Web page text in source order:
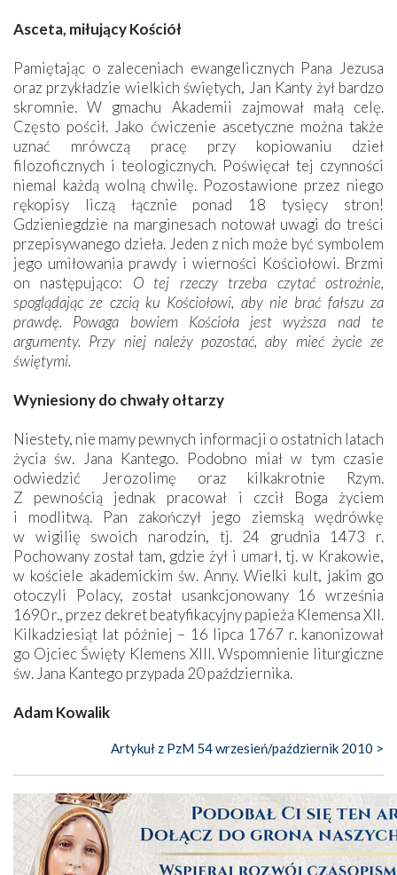
Asceta, miłujący Kościół
Pamiętając o zaleceniach ewangelicznych Pana Jezusa
oraz przykładzie wielkich świętych, Jan Kanty żył bardzo
skromnie. W gmachu Akademii zajmował małą celę.
Często pościł. Jako ćwiczenie ascetyczne można także
uznać mrówczą pracę przy kopiowaniu dzieł
filozoficznych i teologicznych. Poświęcał tej czynności
niemal każdą wolną chwilę. Pozostawione przez niego
rękopisy liczą łącznie ponad 18 tysięcy stron!
Gdzieniegdzie na marginesach notował uwagi do treści
przepisywanego dzieła. Jeden z nich może być symbolem
jego umiłowania prawdy i wierności Kościołowi. Brzmi
on następująco: O tej rzeczy trzeba czytać ostrożnie,
spoglądając ze czcią ku Kościołowi, aby nie brać fałszu za
prawdę. Powaga bowiem Kościoła jest wyższa nad te
argumenty. Przy niej należy pozostać, aby mieć życie ze
świętymi.
Wyniesiony do chwały ołtarzy
Niestety, nie mamy pewnych informacji o ostatnich latach
życia św. Jana Kantego. Podobno miał w tym czasie
odwiedzić Jerozolimę oraz kilkakrotnie Rzym.
Z pewnością jednak pracował i czcił Boga życiem
i modlitwą. Pan zakończył jego ziemską wędrówkę
w wigilię swoich narodzin, tj. 24 grudnia 1473 r.
Pochowany został tam, gdzie żył i umarł, tj. w Krakowie,
w kościele akademickim św. Anny. Wielki kult, jakim go
otoczyli Polacy, został usankcjonowany 16 września
1690 r., przez dekret beatyfikacyjny papieża Klemensa XII.
Kilkadziesiąt lat później – 16 lipca 1767 r. kanonizował
go Ojciec Święty Klemens XIII. Wspomnienie liturgiczne
św. Jana Kantego przypada 20 października.
Adam Kowalik
Artykuł z PzM 54 wrzesień/październik 2010 >